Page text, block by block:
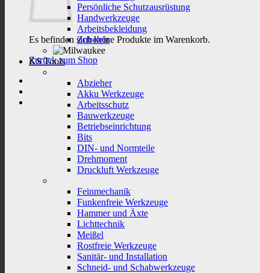
Es befinden sich keine Produkte im Warenkorb.
Zurück zum Shop
Persönliche Schutzausrüstung
Handwerkzeuge
Arbeitsbekleidung
Zubehör
KS Tools
Abzieher
Akku Werkzeuge
Arbeitsschutz
Bauwerkzeuge
Betriebseinrichtung
Bits
DIN- und Normteile
Drehmoment
Druckluft Werkzeuge
Feinmechanik
Funkenfreie Werkzeuge
Hammer und Äxte
Lichttechnik
Meißel
Rostfreie Werkzeuge
Sanitär- und Installation
Schneid- und Schabwerkzeuge